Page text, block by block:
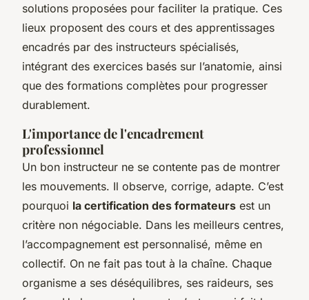
solutions proposées pour faciliter la pratique. Ces
lieux proposent des cours et des apprentissages
encadrés par des instructeurs spécialisés,
intégrant des exercices basés sur l’anatomie, ainsi
que des formations complètes pour progresser
durablement.
L'importance de l'encadrement
professionnel
Un bon instructeur ne se contente pas de montrer
les mouvements. Il observe, corrige, adapte. C’est
pourquoi la certification des formateurs est un
critère non négociable. Dans les meilleurs centres,
l’accompagnement est personnalisé, même en
collectif. On ne fait pas tout à la chaîne. Chaque
organisme a ses déséquilibres, ses raideurs, ses